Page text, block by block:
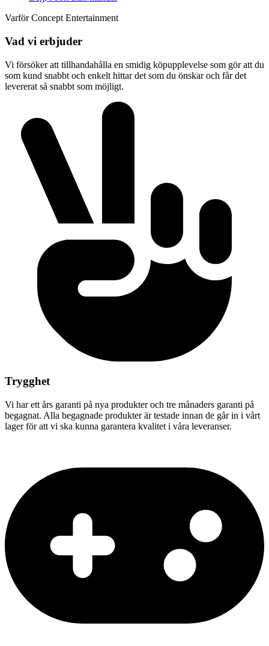
Varför Concept Entertainment
Vad vi erbjuder
Vi försöker att tillhandahålla en smidig köpupplevelse som gör att du
som kund snabbt och enkelt hittar det som du önskar och får det
levererat så snabbt som möjligt.
Trygghet
Vi har ett års garanti på nya produkter och tre månaders garanti på
begagnat. Alla begagnade produkter är testade innan de går in i vårt
lager för att vi ska kunna garantera kvalitet i våra leveranser.